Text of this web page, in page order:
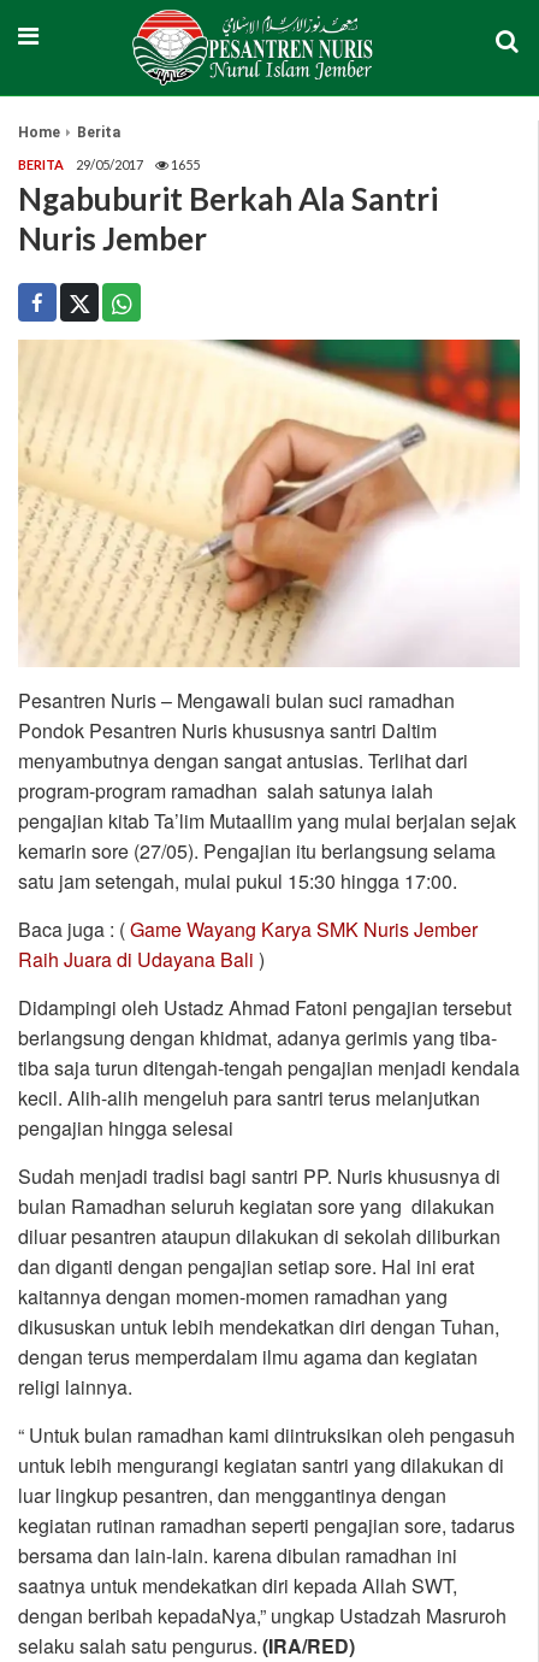
Home Berita
BERITA 29/05/2017 1655
Ngabuburit Berkah Ala Santri
Nuris Jember
Pesantren Nuris – Mengawali bulan suci ramadhan
Pondok Pesantren Nuris khususnya santri Daltim
menyambutnya dengan sangat antusias. Terlihat dari
program-program ramadhan salah satunya ialah
pengajian kitab Ta’lim Mutaallim yang mulai berjalan sejak
kemarin sore (27/05). Pengajian itu berlangsung selama
satu jam setengah, mulai pukul 15:30 hingga 17:00.
Baca juga : (Game Wayang Karya SMK Nuris Jember
Raih Juara di Udayana Bali )
Didampingi oleh Ustadz Ahmad Fatoni pengajian tersebut
berlangsung dengan khidmat, adanya gerimis yang tiba-
tiba saja turun ditengah-tengah pengajian menjadi kendala
kecil. Alih-alih mengeluh para santri terus melanjutkan
pengajian hingga selesai
Sudah menjadi tradisi bagi santri PP. Nuris khususnya di
bulan Ramadhan seluruh kegiatan sore yang dilakukan
diluar pesantren ataupun dilakukan di sekolah diliburkan
dan diganti dengan pengajian setiap sore. Hal ini erat
kaitannya dengan momen-momen ramadhan yang
dikususkan untuk lebih mendekatkan diri dengan Tuhan,
dengan terus memperdalam ilmu agama dan kegiatan
religi lainnya.
“ Untuk bulan ramadhan kami diintruksikan oleh pengasuh
untuk lebih mengurangi kegiatan santri yang dilakukan di
luar lingkup pesantren, dan menggantinya dengan
kegiatan rutinan ramadhan seperti pengajian sore, tadarus
bersama dan lain-lain. karena dibulan ramadhan ini
saatnya untuk mendekatkan diri kepada Allah SWT,
dengan beribah kepadaNya,” ungkap Ustadzah Masruroh
selaku salah satu pengurus. (IRA/RED)